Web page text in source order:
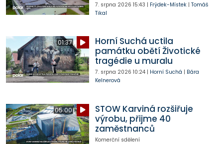
7. srpna 2026 15:43 | Frýdek-Místek| Tomáš
Tikal
01:37
Horní Suchá uctila
památku obětí Životické
tragédie u muralu
7. srpna 2026 10:24| Horní Suchá | Bára
Kelnerová
05:00
STOW Karviná rozšiřuje
výrobu, přijme 40
zaměstnanců
Komerční sdělení